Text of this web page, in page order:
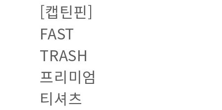
[캡틴핀]
FAST
TRASH
프리미엄
티셔츠